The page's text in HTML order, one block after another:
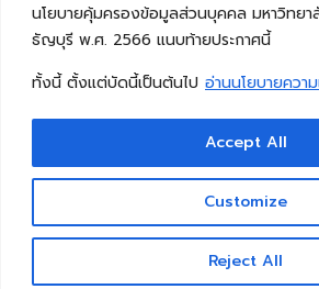
นโยบายคุ้มครองข้อมูลส่วนบุคคล มหาวิทยา
ธัญบุรี พ.ศ. 2566 แนบท้ายประกาศนี้
ทั้งนี้ ตั้งแต่บัดนี้เป็นต้นไป อ่านนโยบายควา
Customize
Reject All
Accept All
Copyright © 2026 คณะวิศวกรรมศา
เทคโนโลยีราชมงคลธัญบุรี